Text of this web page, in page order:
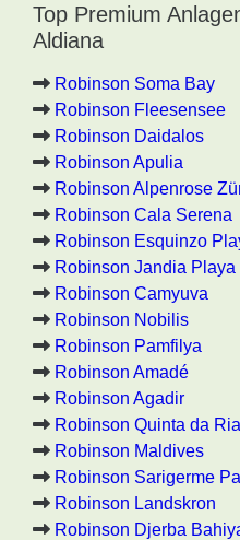
Top Premium
Aldiana
Robinson Soma Bay
Robinson Fleesensee
Robinson Daidalos
Robinson Apulia
Robinson Alpenrose
Robinson Cala Serena
Robinson Esquinzo
Robinson Jandia Playa
Robinson Camyuva
Robinson Nobilis
Robinson Pamfilya
Robinson Amadé
Robinson Agadir
Robinson Quinta da Ria
Robinson Maldives
Robinson Sarigerme
Robinson Landskron
Robinson Djerba